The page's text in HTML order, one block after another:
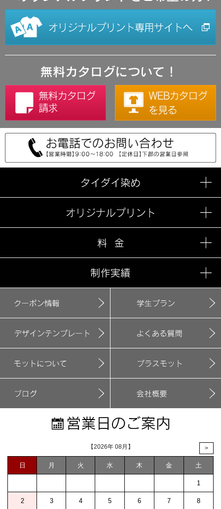
【2026年 08月】 >
日 月 火 水 木 金 土
1
2 3 4 5 6 7 8